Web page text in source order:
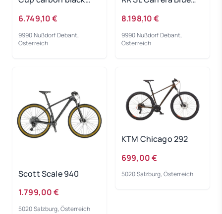
6.749,10 €
9990 Nußdorf Debant,
Österreich
8.198,10 €
9990 Nußdorf Debant,
Österreich
Scott Scale 940
1.799,00 €
5020 Salzburg, Österreich
KTM Chicago 292
699,00 €
5020 Salzburg, Österreich